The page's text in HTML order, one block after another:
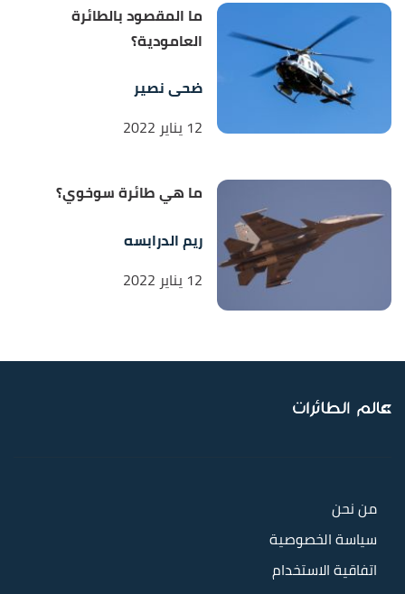
ما المقصود بالطائرة
العامودية؟
ضحى نصير
12 يناير 2022
ما هي طائرة سوخوي؟
ريم الدرابسه
12 يناير 2022
من نحن
سياسة الخصوصية
اتفاقية الاستخدام